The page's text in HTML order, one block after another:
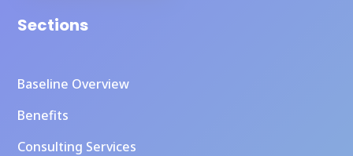
Sections
Baseline Overview
Benefits
Consulting Services